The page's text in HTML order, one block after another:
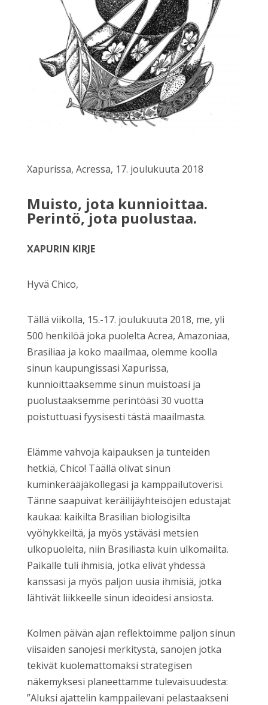
Xapurissa, Acressa, 17. joulukuuta 2018
Muisto, jota kunnioittaa.
Perintö, jota puolustaa.
XAPURIN KIRJE
Hyvä Chico,
Tällä viikolla, 15.-17. joulukuuta 2018, me, yli
500 henkilöä joka puolelta Acrea, Amazoniaa,
Brasiliaa ja koko maailmaa, olemme koolla
sinun kaupungissasi Xapurissa,
kunnioittaaksemme sinun muistoasi ja
puolustaaksemme perintöäsi 30 vuotta
poistuttuasi fyysisesti tästä maailmasta.
Elämme vahvoja kaipauksen ja tunteiden
hetkiä, Chico! Täällä olivat sinun
kuminkerääjäkollegasi ja kamppailutoverisi.
Tänne saapuivat keräilijäyhteisöjen edustajat
kaukaa: kaikilta Brasilian biologisilta
vyöhykkeiltä, ja myös ystäväsi metsien
ulkopuolelta, niin Brasiliasta kuin ulkomailta.
Paikalle tuli ihmisiä, jotka elivät yhdessä
kanssasi ja myös paljon uusia ihmisiä, jotka
lähtivät liikkeelle sinun ideoidesi ansiosta.
Kolmen päivän ajan reflektoimme paljon sinun
viisaiden sanojesi merkitystä, sanojen jotka
tekivät kuolemattomaksi strategisen
näkemyksesi planeettamme tulevaisuudesta:
”Aluksi ajattelin kamppailevani pelastaakseni